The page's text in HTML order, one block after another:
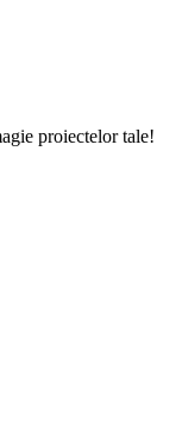
proiectelor tale!